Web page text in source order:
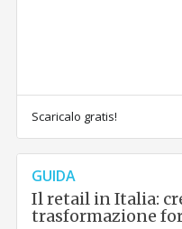
Scaricalo gratis!
GUIDA
Il retail in Italia:
trasformazione